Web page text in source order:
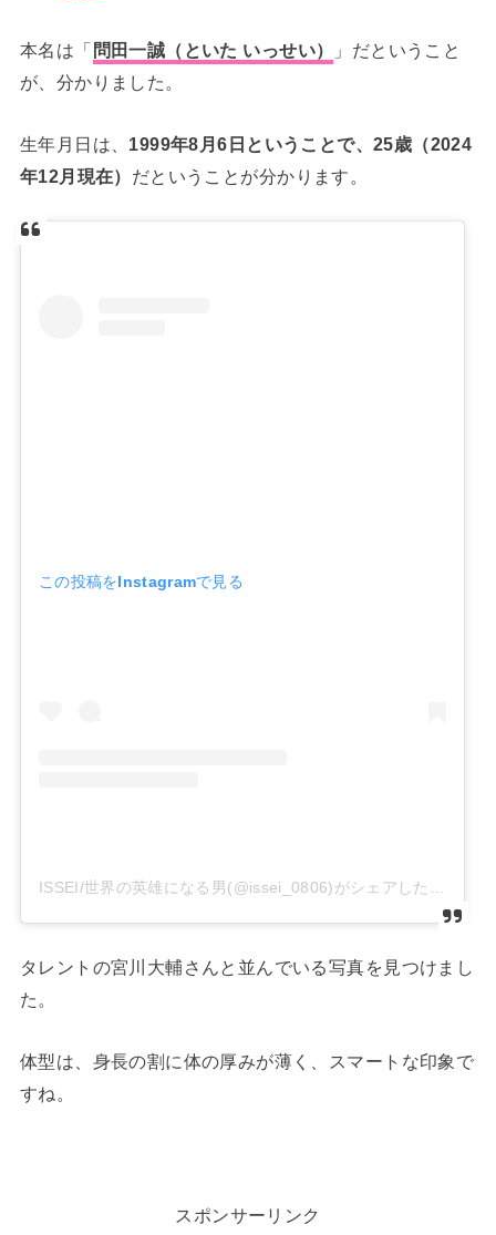
本名は「 問田一誠（といた いっせい）
」だということ
が、分かりました。
生年月日は、 1999年8月6日ということで、25歳（2024
年12月現在） だということが分かります。
この投稿をInstagramで見る
タレントの宮川大輔さんと並んでいる写真を見つけまし
た。
体型は、身長の割に体の厚みが薄く、スマートな印象で
すね。
スポンサーリンク